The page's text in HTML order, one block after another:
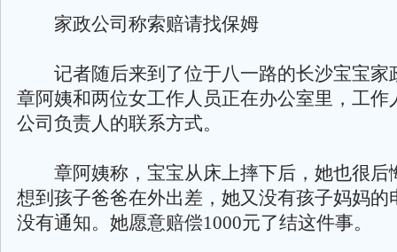
家政公司称索赔请找保姆
记者随后来到了位于八一路的长沙宝宝家
章阿姨和两位女工作人员正在办公室里，工作
公司负责人的联系方式。
章阿姨称，宝宝从床上摔下后，她也很后
想到孩子爸爸在外出差，她又没有孩子妈妈的
没有通知。她愿意赔偿1000元了结这件事。